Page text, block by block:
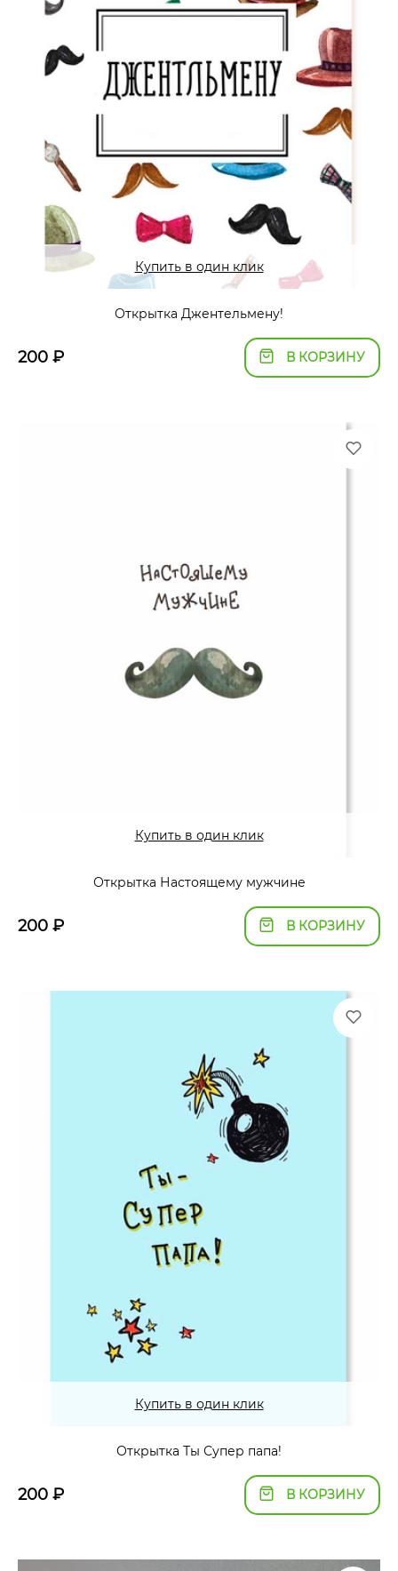
Купить в один клик
Открытка Джентельмену!
200 ₽ В КОРЗИНУ
Купить в один клик
Открытка Настоящему мужчине
200 ₽ В КОРЗИНУ
Купить в один клик
Открытка Ты Супер папа!
200 ₽ В КОРЗИНУ